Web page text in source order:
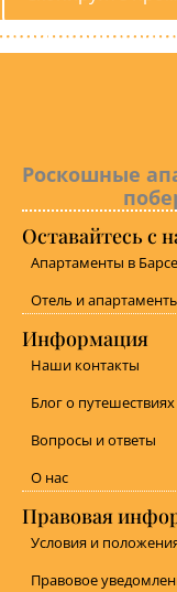
Роскошные
Оставайтесь с
Апартаменты в
Отель и
Информация
Наши контакты
Блог о путешествиях
Вопросы и ответы
О нас
Правовая
Условия и
Правовое